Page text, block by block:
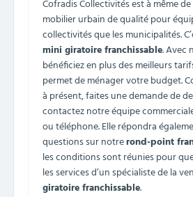
Cofradis Collectivités est à même
mobilier urbain de qualité pour
collectivités que les municipalités.
mini giratoire franchissable. Avec
bénéficiez en plus des meilleurs
permet de ménager votre budget.
à présent, faites une demande de
contactez notre équipe
ou téléphone. Elle répondra
questions sur notrerond-point
les conditions sont réunies pour
les services d’un spécialiste de la
giratoire franchissable.